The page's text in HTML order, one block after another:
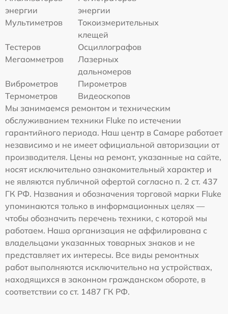
энергии
энергии
Мультиметров
Токоизмерительных
клещей
Тестеров
Осциллографов
Мегаомметров
Лазерных
дальномеров
Виброметров
Пирометров
Термометров
Видеоскопов
Мы занимаемся ремонтом и техническим
обслуживанием техники Fluke по истечении
гарантийного периода. Наш центр в Самаре работает
независимо и не имеет официальной авторизации от
производителя. Цены на ремонт, указанные на сайте,
носят исключительно ознакомительный характер и
не являются публичной офертой согласно п. 2 ст. 437
ГК РФ. Названия и обозначения торговой марки Fluke
упоминаются только в информационных целях —
чтобы обозначить перечень техники, с которой мы
работаем. Наша организация не аффилирована с
владельцами указанных товарных знаков и не
представляет их интересы. Все виды ремонтных
работ выполняются исключительно на устройствах,
находящихся в законном гражданском обороте, в
соответствии со ст. 1487 ГК РФ.